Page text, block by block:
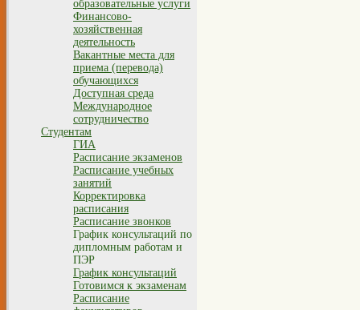
образовательные услуги
Финансово-
хозяйственная
деятельность
Вакантные места для
приема (перевода)
обучающихся
Доступная среда
Международное
сотрудничество
Студентам
ГИА
Расписание экзаменов
Расписание учебных
занятий
Корректировка
расписания
Расписание звонков
График консультаций по
дипломным работам и
ПЭР
График консультаций
Готовимся к экзаменам
Расписание